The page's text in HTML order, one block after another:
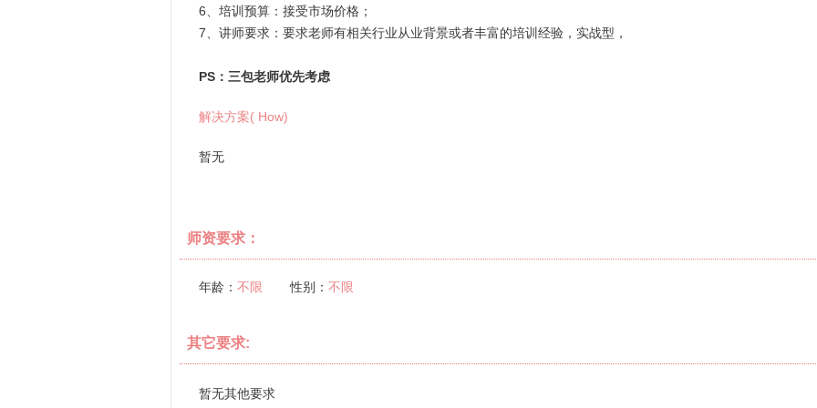
6、培训预算：接受市场价格；
7、讲师要求：要求老师有相关行业从业背景或者丰富的培训经验，实战型，
PS：三包老师优先考虑
解决方案( How)
暂无
师资要求：
年龄： 不限 性别： 不限
其它要求:
暂无其他要求